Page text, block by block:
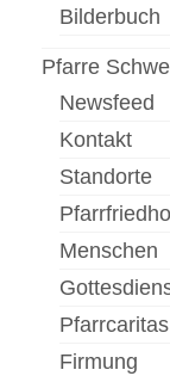
Bilderbuch
Pfarre
Newsfeed
Kontakt
Standorte
Menschen
Pfarrcaritas
Firmung